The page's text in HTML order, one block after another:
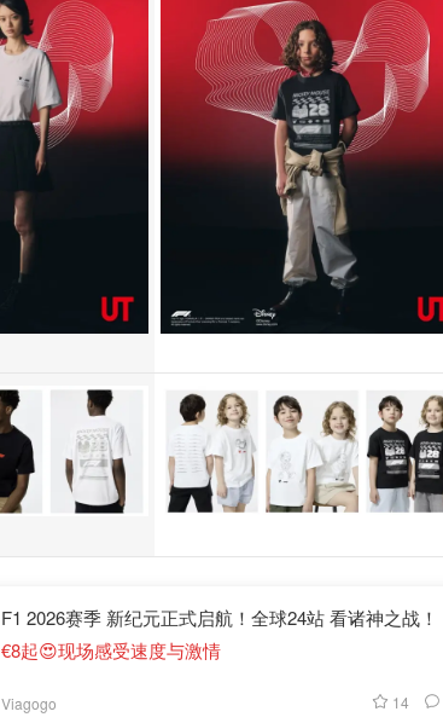
F1 2026赛季 新纪元正式启航！全球24站 看诸神之战！
€8起😍现场感受速度与激情
Viagogo 14